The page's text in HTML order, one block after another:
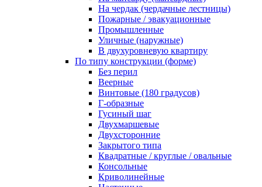
На чердак (чердачные лестницы)
Пожарные / эвакуационные
Промышленные
Уличные (наружные)
В двухуровневую квартиру
По типу конструкции (форме)
Без перил
Веерные
Винтовые (180 градусов)
Г-образные
Гусиный шаг
Двухмаршевые
Двухсторонние
Закрытого типа
Квадратные / круглые / овальные
Консольные
Криволинейные